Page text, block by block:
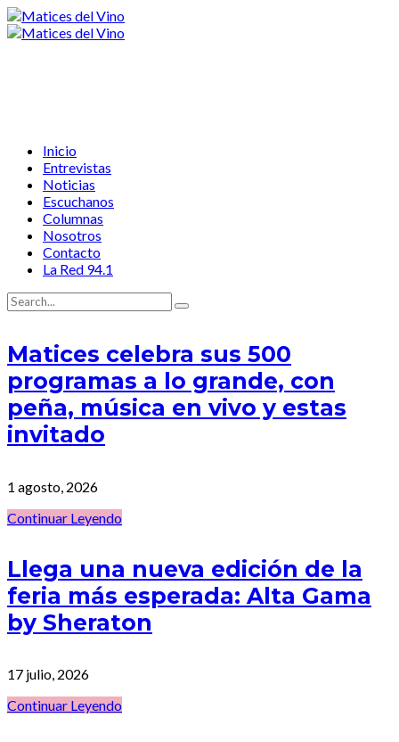
Inicio
Entrevistas
Noticias
Escuchanos
Columnas
Nosotros
Contacto
La Red 94.1
Matices celebra sus 500
programas a lo grande, con
peña, música en vivo y estas
invitado
1 agosto, 2026
Continuar Leyendo
Llega una nueva edición de la
feria más esperada: Alta Gama
by Sheraton
17 julio, 2026
Continuar Leyendo